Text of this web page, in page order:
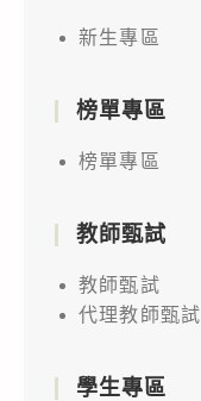
新生專區
榜單專區
榜單專區
教師甄試
教師甄試
代理教師甄試
學生專區